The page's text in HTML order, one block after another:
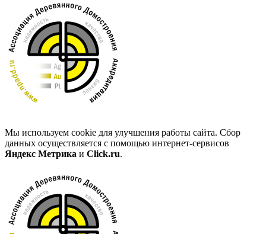
Мы используем cookie для улучшения работы сайта. Сбор
данных осуществляется с помощью интернет-сервисов
Яндекс Метрика и Click.ru.